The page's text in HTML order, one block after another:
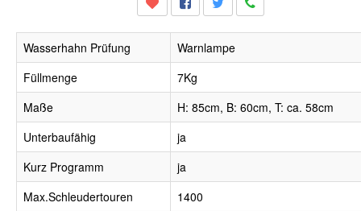
Wasserhahn Prüfung
Warnlampe
Füllmenge
7Kg
Maße
H: 85cm, B: 60cm, T: ca. 58cm
Unterbaufähig
ja
Kurz Programm
ja
Max.Schleudertouren
1400